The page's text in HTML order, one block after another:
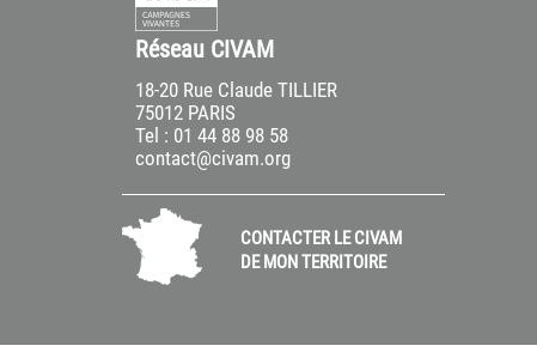
l’investissement qui nourrissent
l’intensification de l’agriculture, le réseau des
Civam plaide pour que cet argent public
continue à soutenir la transition
agroécologique d’un maximum des fermes
sur tous les territoires.
Réseau CIVAM
18-20 Rue Claude TILLIER
75012 PARIS
Tel : 01 44 88 98 58
contact@civam.org
CONTACTER LE CIVAM
DE MON TERRITOIRE